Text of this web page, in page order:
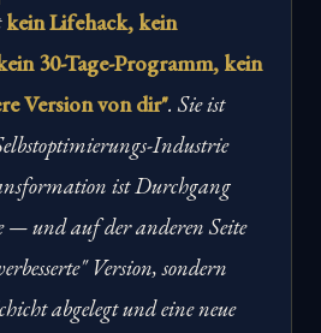
kein Lifehack, kein
30-Tage-Programm, kein
Version von dir". Sie ist
Industrie
ist Durchgang
— und auf der anderen Seite
Version, sondern
abgelegt und eine neue